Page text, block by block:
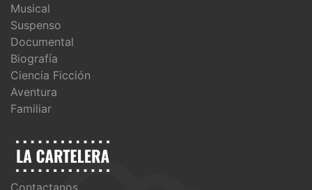
Musical
Suspenso
Documental
Biografía
Ciencia Ficción
Aventura
Familiar
Contactanos